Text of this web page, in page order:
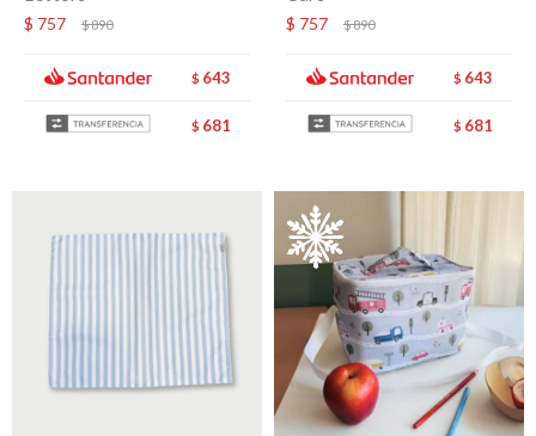
$ 757 $890
$ 643
$ 681
$ 757 $890
$ 643
$ 681